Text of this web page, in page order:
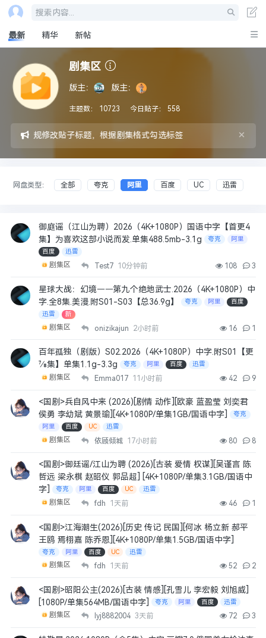
搜索内容...
最新 精华 新帖
剧集区
版主： 版主：
主题数： 10723 今日贴子： 558
参照版规修改贴子标题，根据剧集格式勾选标签 ×
网盘类型： 全部 夸克 阿里 百度 UC 迅雷
御庭谣（江山为聘）2026（4K+1080P）国语中字【首更4
集】为喜欢这部小说而发.单集488.5mb-3.1g
夸克
阿里
百度
迅雷
剧集区 Test7 10分钟前 108 3
星球大战：幻境——第九个绝地武士.2026（4K+1080P）中
字.全8集.美漫.附S01-S03【总36.9g】
夸克 阿里
百度
迅雷
新
剧集区 onizikajun 2小时前 16 1
百年孤独（剧版）S02.2026（4K+1080P）中字.附S01【更
7⁄8集】单集1.1g-3.3g
夸克 阿里 百度 迅雷
剧集区 Emma017 11小时前 42 9
<国剧>兵自风中来 (2026)[剧情 动作][欧豪 蓝盈莹 刘奕君
侯勇 李幼斌 黄景瑜][4K+1080P/单集1GB/国语中字]
夸克
阿里
百度 UC 迅雷
剧集区 依顾倾城 17小时前 80 8
<国剧>御廷谣‎/江山为聘 (2026)[古装 爱情 权谋][吴谨言 陈
哲远 梁永棋 赵昭仪 郭品超] [4K+1080P/单集3.1GB/国语中
字]
夸克 阿里 百度 UC 迅雷
剧集区 fdh 1天前 46 1
<国剧>江海潮生(2026)[历史 传记 民国][何冰 杨立新 郝平
王鸥 焉栩嘉 陈乔恩][4K+1080P/单集1.5GB/国语中字]
夸克 阿里 百度 UC 迅雷
剧集区 fdh 1天前 52 2
<国剧>昭阳公主(2026)[古装 情感][孔雪儿 李宏毅 刘旭威]
[1080P/单集564MB/国语中字]
夸克 阿里 百度 迅雷
剧集区 lyj8882004 3天前 72 3